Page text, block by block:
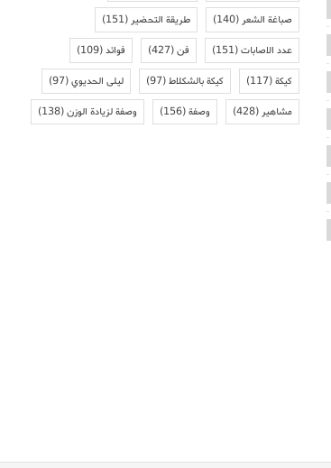
صباغة الشعر(140) طريقة التحضير(151)
عدد الاصابات(151) فن(427) فوائد(109)
كيكة(117) كيكة بالشكلاط(97) ليلى الحديوي(97)
مشاهير(428) وصفة(156) وصفة لزيادة الوزن(138)